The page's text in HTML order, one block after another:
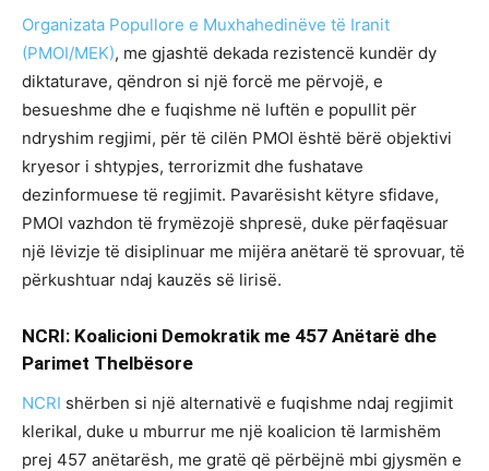
Organizata Popullore e Muxhahedinëve të Iranit
(PMOI/MEK), me gjashtë dekada rezistencë kundër dy
diktaturave, qëndron si një forcë me përvojë, e
besueshme dhe e fuqishme në luftën e popullit për
ndryshim regjimi, për të cilën PMOI është bërë objektivi
kryesor i shtypjes, terrorizmit dhe fushatave
dezinformuese të regjimit. Pavarësisht këtyre sfidave,
PMOI vazhdon të frymëzojë shpresë, duke përfaqësuar
një lëvizje të disiplinuar me mijëra anëtarë të sprovuar, të
përkushtuar ndaj kauzës së lirisë.
NCRI: Koalicioni Demokratik me 457 Anëtarë dhe
Parimet Thelbësore
NCRI shërben si një alternativë e fuqishme ndaj regjimit
klerikal, duke u mburrur me një koalicion të larmishëm
prej 457 anëtarësh, me gratë që përbëjnë mbi gjysmën e